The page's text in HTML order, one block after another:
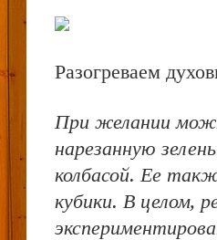
Разогреваем
При желании
нарезанную
колбасой. Ее
кубики. В целом,